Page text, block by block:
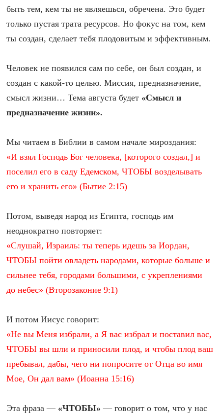
быть тем, кем ты не являешься, обречена. Это будет
только пустая трата ресурсов. Но фокус на том, кем
ты создан, сделает тебя плодовитым и эффективным.
Человек не появился сам по себе, он был создан, и
создан с какой-то целью. Миссия, предназначение,
смысл жизни… Тема августа будет «Смысл и
предназначение жизни».
Мы читаем в Библии в самом начале мироздания:
«И взял Господь Бог человека, [которого создал,] и
поселил его в саду Едемском, ЧТОБЫ возделывать
его и хранить его» (Бытие 2:15)
Потом, выведя народ из Египта, господь им
неоднократно повторяет:
«Слушай, Израиль: ты теперь идешь за Иордан,
ЧТОБЫ пойти овладеть народами, которые больше и
сильнее тебя, городами большими, с укреплениями
до небес» (Второзаконие 9:1)
И потом Иисус говорит:
«Не вы Меня избрали, а Я вас избрал и поставил вас,
ЧТОБЫ вы шли и приносили плод, и чтобы плод ваш
пребывал, дабы, чего ни попросите от Отца во имя
Мое, Он дал вам» (Иоанна 15:16)
Эта фраза — «ЧТОБЫ» — говорит о том, что у нас